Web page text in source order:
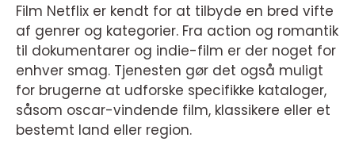
Film Netflix er kendt for at tilbyde en bred vifte
af genrer og kategorier. Fra action og romantik
til dokumentarer og indie-film er der noget for
enhver smag. Tjenesten gør det også muligt
for brugerne at udforske specifikke kataloger,
såsom oscar-vindende film, klassikere eller et
bestemt land eller region.